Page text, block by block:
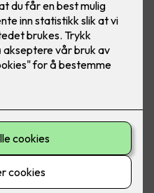
- ELKO One
One Matter
montering.
forhåndsinnstillinger, og
Du trenger ikke
eller bruke termostatens
den er koblet til Matter, kan